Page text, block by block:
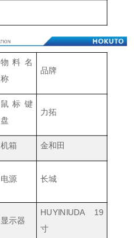
物料名
称
品牌
鼠标键
盘
力拓
机箱 金和田
电源 长城
显示器
HUYINIUDA 19
寸